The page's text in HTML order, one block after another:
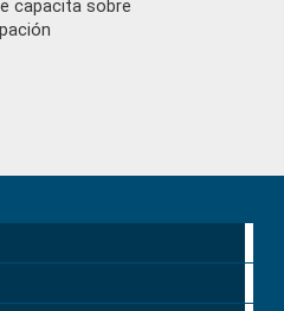
capacita sobre